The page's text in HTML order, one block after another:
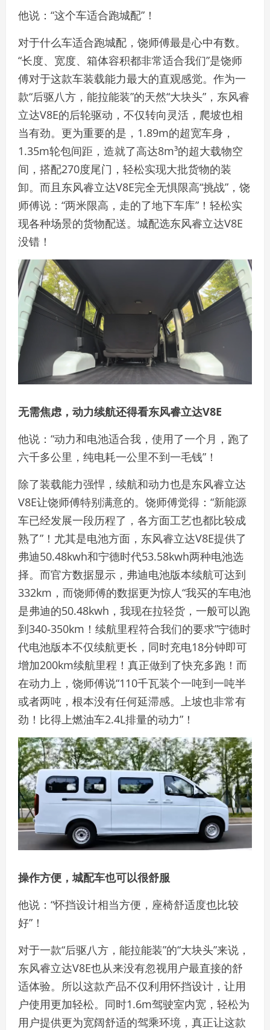
他说：“这个车适合跑城配”！
对于什么车适合跑城配，饶师傅最是心中有数。
“长度、宽度、箱体容积都非常适合我们”是饶师
傅对于这款车装载能力最大的直观感觉。作为一
款“后驱八方，能拉能装”的天然“大块头”，东风睿
立达V8E的后轮驱动，不仅转向灵活，爬坡也相
当有劲。更为重要的是，1.89m的超宽车身，
1.35m轮包间距，造就了高达8m³的超大载物空
间，搭配270度尾门，轻松实现大批货物的装
卸。而且东风睿立达V8E完全无惧限高“挑战”，饶
师傅说：“两米限高，走的了地下车库”！轻松实
现各种场景的货物配送。城配选东风睿立达V8E
没错！
无需焦虑，动力续航还得看东风睿立达V8E
他说：“动力和电池适合我，使用了一个月，跑了
六千多公里，纯电耗一公里不到一毛钱”！
除了装载能力强悍，续航和动力也是东风睿立达
V8E让饶师傅特别满意的。饶师傅觉得：“新能源
车已经发展一段历程了，各方面工艺也都比较成
熟了”！尤其是电池方面，东风睿立达V8E提供了
弗迪50.48kwh和宁德时代53.58kwh两种电池选
择。而官方数据显示，弗迪电池版本续航可达到
332km，而饶师傅的数据更为惊人“我买的车电池
是弗迪的50.48kwh，我现在拉轻货，一般可以跑
到340-350km！续航里程符合我们的要求”宁德时
代电池版本不仅续航更长，同时充电18分钟即可
增加200km续航里程！真正做到了快充多跑！而
在动力上，饶师傅说“110千瓦装个一吨到一吨半
或者两吨，根本没有任何延滞感。上坡也非常有
劲！比得上燃油车2.4L排量的动力”！
操作方便，城配车也可以很舒服
他说：“怀挡设计相当方便，座椅舒适度也比较
好”！
对于一款“后驱八方，能拉能装”的“大块头”来说，
东风睿立达V8E也从来没有忽视用户最直接的舒
适体验。所以这款产品不仅利用怀挡设计，让用
户使用更加轻松。同时1.6m驾驶室内宽，轻松为
用户提供更为宽阔舒适的驾乘环境，真正让这款